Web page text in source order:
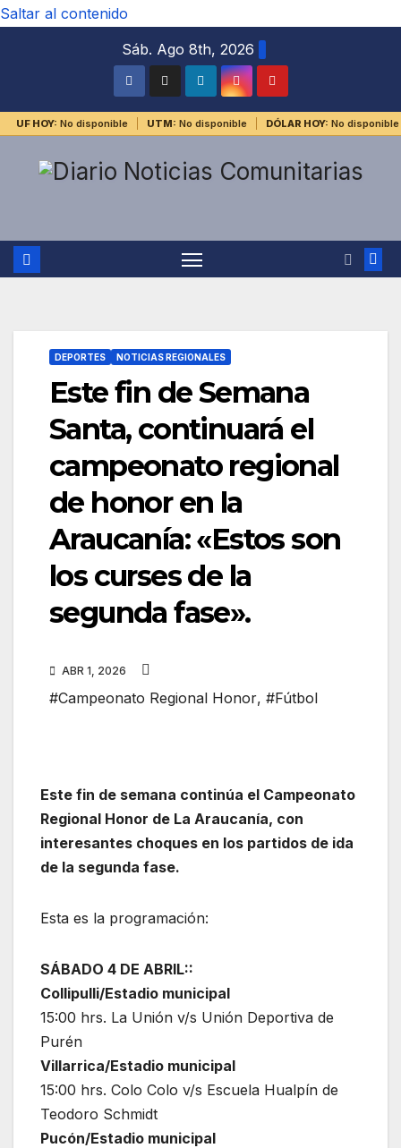
Saltar al contenido
Sáb. Ago 8th, 2026
UF HOY: No disponible UTM: No disponible DÓLAR HOY: No disponible
DEPORTES NOTICIAS REGIONALES
Este fin de Semana
Santa, continuará el
campeonato regional
de honor en la
Araucanía: «Estos son
los curses de la
segunda fase».
ABR 1, 2026
#Campeonato Regional Honor, #Fútbol
Este fin de semana continúa el Campeonato
Regional Honor de La Araucanía, con
interesantes choques en los partidos de ida
de la segunda fase.
Esta es la programación:
SÁBADO 4 DE ABRIL::
Collipulli/Estadio municipal
15:00 hrs. La Unión v/s Unión Deportiva de
Purén
Villarrica/Estadio municipal
15:00 hrs. Colo Colo v/s Escuela Hualpín de
Teodoro Schmidt
Pucón/Estadio municipal